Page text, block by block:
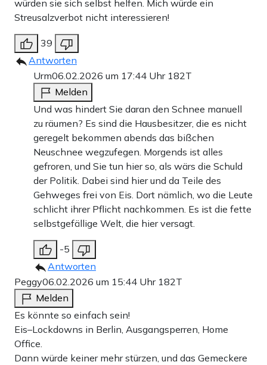
würden sie sich selbst helfen. Mich würde ein
Streusalzverbot nicht interessieren!
39
Antworten
Urm06.02.2026 um 17:44 Uhr 182T
Melden
Und was hindert Sie daran den Schnee manuell
zu räumen? Es sind die Hausbesitzer, die es nicht
geregelt bekommen abends das bißchen
Neuschnee wegzufegen. Morgends ist alles
gefroren, und Sie tun hier so, als wärs die Schuld
der Politik. Dabei sind hier und da Teile des
Gehweges frei von Eis. Dort nämlich, wo die Leute
schlicht ihrer Pflicht nachkommen. Es ist die fette
selbstgefällige Welt, die hier versagt.
-5
Antworten
Peggy06.02.2026 um 15:44 Uhr 182T
Melden
Es könnte so einfach sein!
Eis–Lockdowns in Berlin, Ausgangsperren, Home
Office.
Dann würde keiner mehr stürzen, und das Gemeckere